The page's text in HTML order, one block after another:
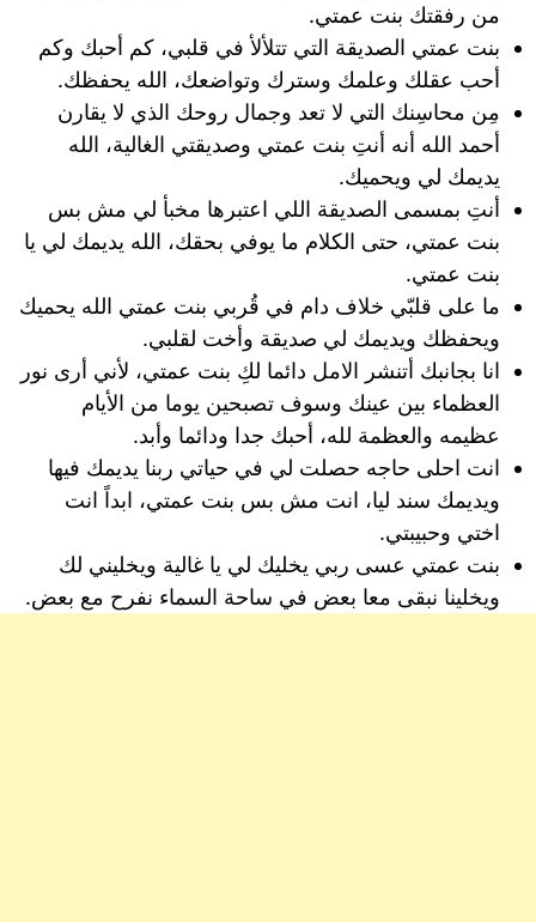
من رفقتك بنت عمتي.
بنت عمتي الصديقة التي تتلألأ في قلبي، كم أحبك وكم
أحب عقلك وعلمك وسترك وتواضعك، الله يحفظك.
مِن محاسِنك التي لا تعد وجمال روحك الذي لا يقارن
أحمد الله أنه أنتِ بنت عمتي وصديقتي الغالية، الله
يديمك لي ويحميك.
أنتِ بمسمى الصديقة اللي اعتبرها مخبأ لي مش بس
بنت عمتي، حتى الكلام ما يوفي بحقك، الله يديمك لي يا
بنت عمتي.
ما على قلبّي خلاف دام‬⁩ في قُربي بنت عمتي الله يحميك
ويحفظك ويديمك لي صديقة وأخت لقلبي.
انا بجانبك أتنشر الامل دائما لكِ بنت عمتي، لأني أرى نور
العظماء بين عينك وسوف تصبحين يوما من الأيام
عظيمه والعظمة لله، أحبك جدا ودائما وأبد.
انت احلى حاجه حصلت لي في حياتي ربنا يديمك فيها
ويديمك سند ليا، انت مش بس بنت عمتي، ابداً انت
اختي وحبيبتي.
بنت عمتي عسى ربي يخليك لي يا غالية ويخليني لك
ويخلينا نبقى معا بعض في ساحة السماء نفرح مع بعض.